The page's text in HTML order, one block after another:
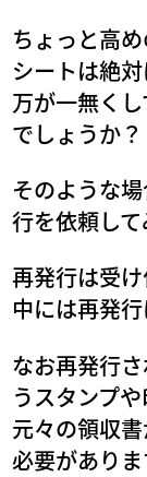
ちょっと高
シートは絶
万が一無く
でしょうか？
そのような
行を依頼して
再発行は受
中には再発
なお再発行
うスタンプ
元々の領収
必要がありま